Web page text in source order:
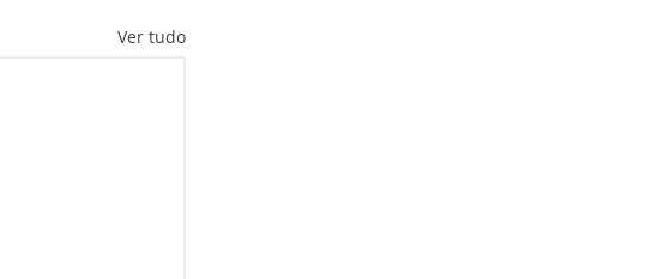
Ver tudo